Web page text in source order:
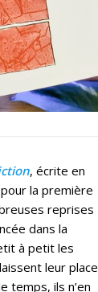
, écrite en
la première
reprises
dans la
à petit les
leur place
temps, ils n’en